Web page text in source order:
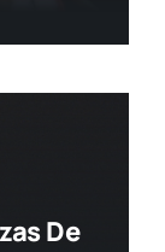
De